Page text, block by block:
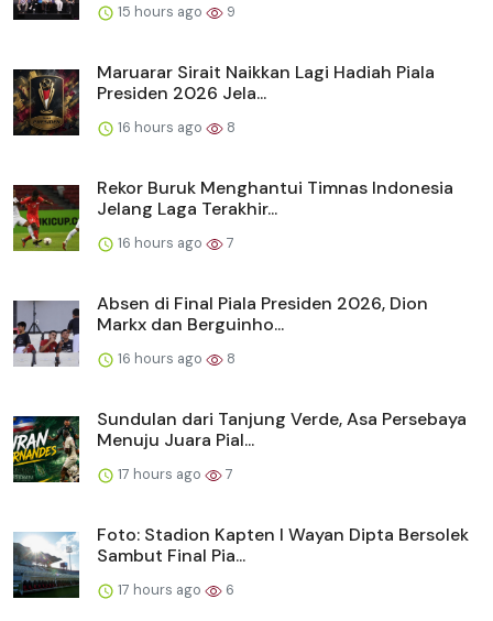
15 hours ago 9
Maruarar Sirait Naikkan Lagi Hadiah Piala
Presiden 2026 Jela...
16 hours ago 8
Rekor Buruk Menghantui Timnas Indonesia
Jelang Laga Terakhir...
16 hours ago 7
Absen di Final Piala Presiden 2026, Dion
Markx dan Berguinho...
16 hours ago 8
Sundulan dari Tanjung Verde, Asa Persebaya
Menuju Juara Pial...
17 hours ago 7
Foto: Stadion Kapten I Wayan Dipta Bersolek
Sambut Final Pia...
17 hours ago 6